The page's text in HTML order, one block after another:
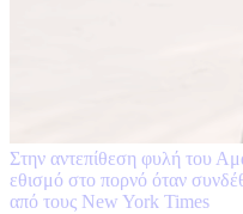
Στην αντεπίθεση φυλή του
εθισμό στο πορνό όταν
από τους New York Times